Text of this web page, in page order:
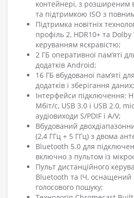
контейнері, з розширеним
та підтримкою ISO з
Підтримка новітніх
профіль 2, HDR10+ та
керуванням яскравістю;
2 ГБ оперативної пам’яті
додатків Android;
16 ГБ вбудованої пам’яті
додатків і зберігання даних;
Інтерфейси підключення:
Мбіт/с, USB 3.0 і USB 2.0,
аудіовиходи S/PDIF і A/V;
Вбудований
(2,4 ГГц + 5 ГГц) з двома
Bluetooth 5.0 для
включно з пультом із
Пульт дистанційного
Bluetooth та ІЧ, оснащений
голосового пошуку;